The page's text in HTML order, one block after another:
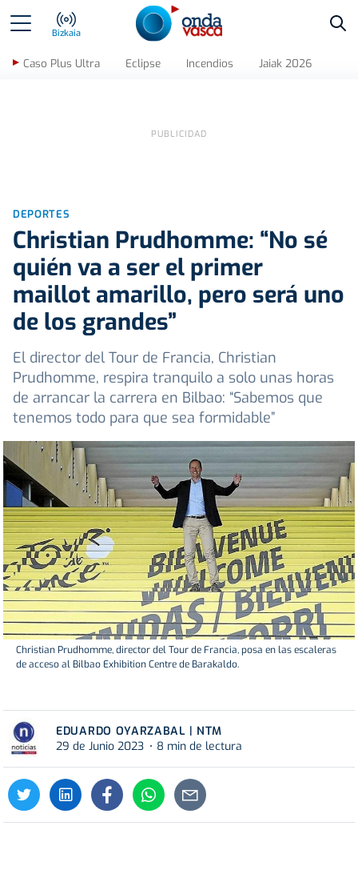
Bizkaia
Caso Plus Ultra Eclipse Incendios Jaiak 2026
DEPORTES
Christian Prudhomme: “No sé
quién va a ser el primer
maillot amarillo, pero será uno
de los grandes”
El director del Tour de Francia, Christian
Prudhomme, respira tranquilo a solo unas horas
de arrancar la carrera en Bilbao: “Sabemos que
tenemos todo para que sea formidable”
Christian Prudhomme, director del Tour de Francia, posa en las escaleras
de acceso al Bilbao Exhibition Centre de Barakaldo.
EDUARDO OYARZABAL | NTM
29 de Junio 2023
8 min de lectura